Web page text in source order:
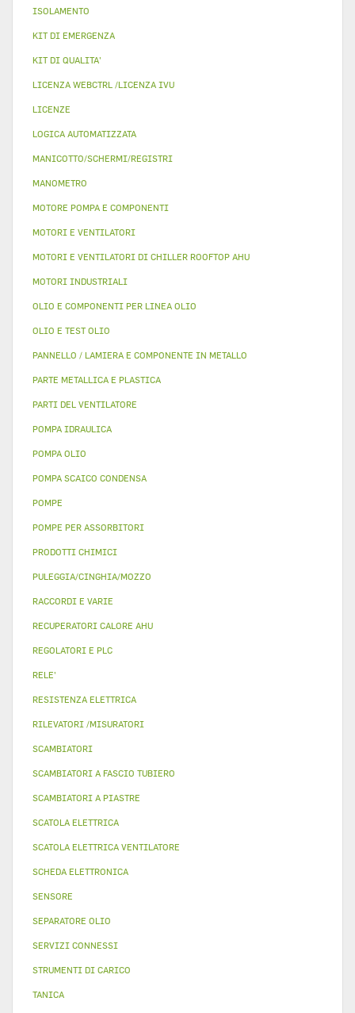
ISOLAMENTO
KIT DI EMERGENZA
KIT DI QUALITA'
LICENZA WEBCTRL /LICENZA IVU
LICENZE
LOGICA AUTOMATIZZATA
MANICOTTO/SCHERMI/REGISTRI
MANOMETRO
MOTORE POMPA E COMPONENTI
MOTORI E VENTILATORI
MOTORI E VENTILATORI DI CHILLER ROOFTOP AHU
MOTORI INDUSTRIALI
OLIO E COMPONENTI PER LINEA OLIO
OLIO E TEST OLIO
PANNELLO / LAMIERA E COMPONENTE IN METALLO
PARTE METALLICA E PLASTICA
PARTI DEL VENTILATORE
POMPA IDRAULICA
POMPA OLIO
POMPA SCAICO CONDENSA
POMPE
POMPE PER ASSORBITORI
PRODOTTI CHIMICI
PULEGGIA/CINGHIA/MOZZO
RACCORDI E VARIE
RECUPERATORI CALORE AHU
REGOLATORI E PLC
RELE'
RESISTENZA ELETTRICA
RILEVATORI /MISURATORI
SCAMBIATORI
SCAMBIATORI A FASCIO TUBIERO
SCAMBIATORI A PIASTRE
SCATOLA ELETTRICA
SCATOLA ELETTRICA VENTILATORE
SCHEDA ELETTRONICA
SENSORE
SEPARATORE OLIO
SERVIZI CONNESSI
STRUMENTI DI CARICO
TANICA